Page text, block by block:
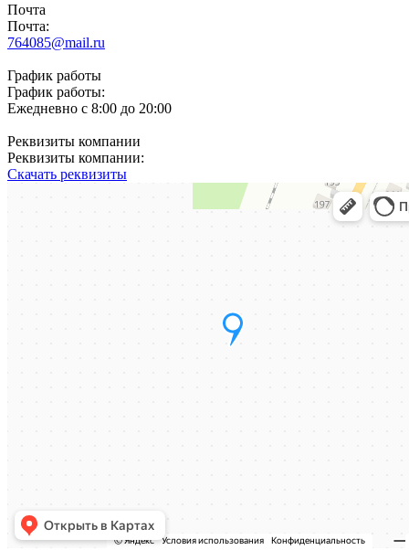
Почта
Почта:
764085@mail.ru
График работы
График работы:
Ежедневно с 8:00 до 20:00
Реквизиты компании
Реквизиты компании:
Скачать реквизиты